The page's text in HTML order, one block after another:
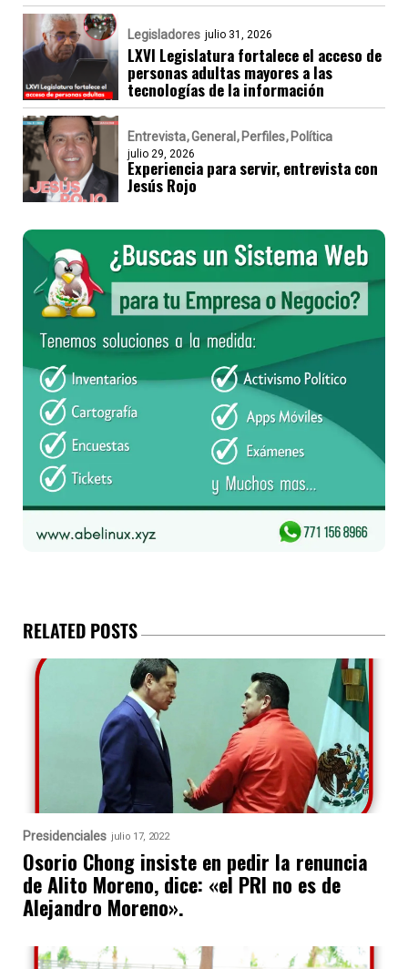
Legisladores julio 31, 2026
LXVI Legislatura fortalece el acceso de
personas adultas mayores a las
tecnologías de la información
Entrevista General Perfiles Política
julio 29, 2026
Experiencia para servir, entrevista con
Jesús Rojo
RELATED POSTS
Presidenciales julio 17, 2022
Osorio Chong insiste en pedir la renuncia
de Alito Moreno, dice: «el PRI no es de
Alejandro Moreno».